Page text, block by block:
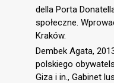
della Porta
społeczne.
Kraków.
Dembek Agata,
polskiego
Giza i in., Gabinet